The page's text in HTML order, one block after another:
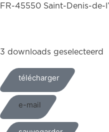
FR-45550 Saint-Denis-de-
3 downloads geselecteerd
télécharger
e-mail